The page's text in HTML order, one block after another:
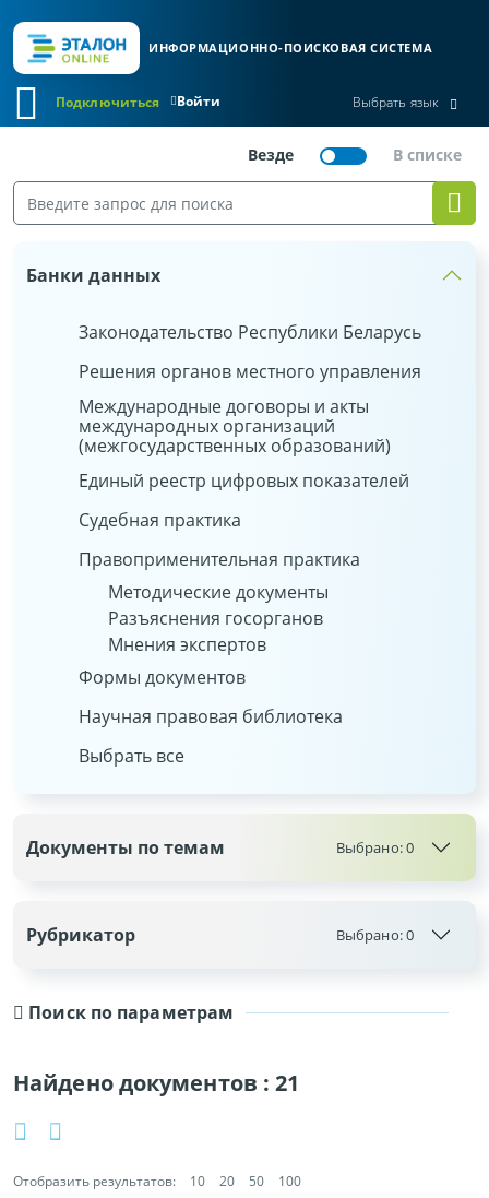
ИНФОРМАЦИОННО-ПОИСКОВАЯ СИСТЕМА
Войти
Подключиться Выбрать язык
Поиск по параметрам
Найдено документов :21
Отобразить результатов: 10 20 50
100
Банки данных
Законодательство Республики Беларусь
Решения органов местного управления
Международные договоры и акты
международных организаций
(межгосударственных образований)
Единый реестр цифровых показателей
Судебная практика
Правоприменительная практика
Методические документы
Разъяснения госорганов
Мнения экспертов
Формы документов
Научная правовая библиотека
Выбрать все
Документы по темам Выбрано:0
Рубрикатор Выбрано:0